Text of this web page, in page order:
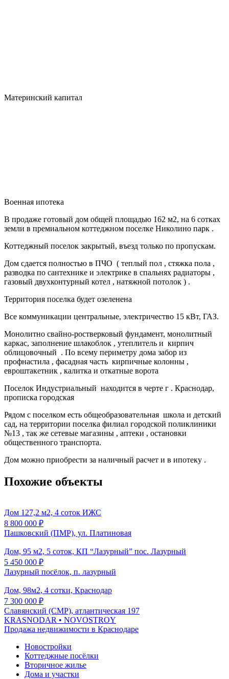
Материнский капитал
Военная ипотека
В продаже готовый дом общей площадью 162 м2, на 6 сотках
земли в премиальном коттеджном поселке Николино парк .
Коттеджный поселок закрытый, въезд только по пропускам.
Дом сдается полностью в ПЧО ( теплый пол , стяжка пола ,
разводка по сантехнике и электрике в спальнях радиаторы ,
газовый двухконтурный котел , натяжной потолок ) .
Территория поселка будет озеленена
Все коммуникации центральные, электричество 15 кВт, ГАЗ.
Монолитно свайно-ростверковый фундамент, монолитный
каркас, заполнение шлакоблок , утеплитель и кирпич
облицовочный . По всему периметру дома забор из
профнастила , фасадная часть кирпичные колонны ,
евроштакетник , калитка и откатные ворота
Поселок Индустриальный находится в черте г . Краснодар,
прописка городская
Рядом с поселком есть общеобразовательная школа и детский
сад, на территории поселка филиал городской поликлиники
№13 , так же сетевые магазины , аптеки , остановки
общественного транспорта.
Дом можно приобрести за наличный расчет и в ипотеку .
Похожие объекты
Дом 127,2 м2, 4 соток ИЖС
8 800 000 ₽
Пашковский (ПМР), ул. Платиновая
Дом, 95 м2, 5 соток, КП “Лазурный” пос. Лазурный
5 450 000 ₽
Лазурный посёлок, п. лазурный
Дом, 98м2, 4 сотки, Краснодар
7 300 000 ₽
Славянский (СМР), атлантическая 197
KRASNODAR • NOVOSTROY
Продажа недвижимости в Краснодаре
Новостройки
Коттеджные посёлки
Вторичное жилье
Дома и участки